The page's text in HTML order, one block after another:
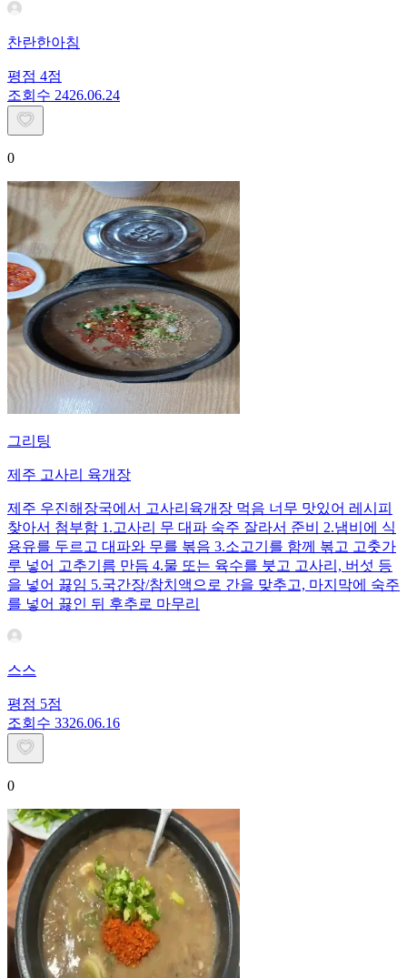
찬란한아침
평점 4점
조회수 2426.06.24
0
그리팅
제주 고사리 육개장
제주 우진해장국에서 고사리육개장 먹음 너무 맛있어 레시피
찾아서 첨부함 1.고사리 무 대파 숙주 잘라서 준비 2.냄비에 식
용유를 두르고 대파와 무를 볶음 3.소고기를 함께 볶고 고춧가
루 넣어 고추기름 만듬 4.물 또는 육수를 붓고 고사리, 버섯 등
을 넣어 끓임 5.국간장/참치액으로 간을 맞추고, 마지막에 숙주
를 넣어 끓인 뒤 후추로 마무리
스스
평점 5점
조회수 3326.06.16
0